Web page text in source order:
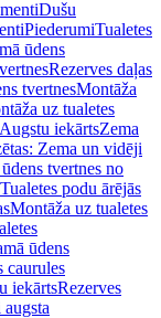
Dušu
PiederumiTualetes
ūdens
Rezerves daļas
tvertnesMontāža
uz tualetes
iekārtsZema
Zema un vidēji
tvertnes no
podu ārējās
Montāža uz tualetes
ūdens
caurules
iekārtsRezerves